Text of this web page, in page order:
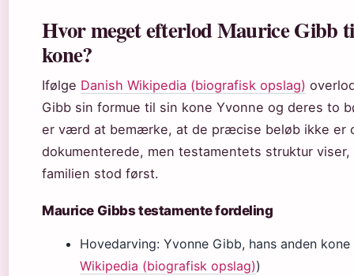
Hvor meget efterlod Maurice Gibb
kone?
Ifølge Danish Wikipedia (biografisk opslag)
Gibb sin formue til sin kone Yvonne og deres to
er værd at bemærke, at de præcise beløb ikke er
dokumenterede, men testamentets struktur viser,
familien stod først.
Maurice Gibbs testamente fordeling
Hovedarving: Yvonne Gibb, hans anden kone
Wikipedia (biografisk opslag))